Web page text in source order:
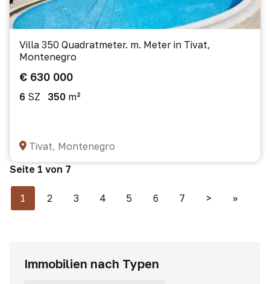
Villa 350 Quadratmeter. m. Meter in Tivat,
Montenegro
€ 630 000
6 SZ 350 m²
Tivat, Montenegro
Seite 1 von 7
1 2 3 4 5 6 7 > >>
Immobilien nach Typen